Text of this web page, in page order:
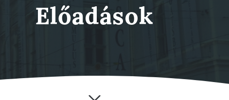
Előadások